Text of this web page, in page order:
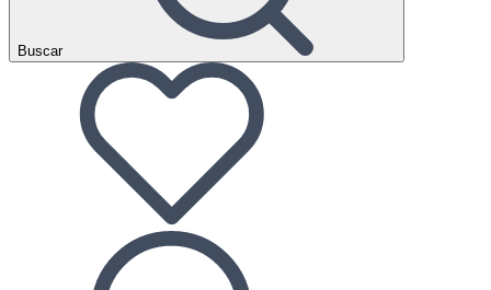
Buscar